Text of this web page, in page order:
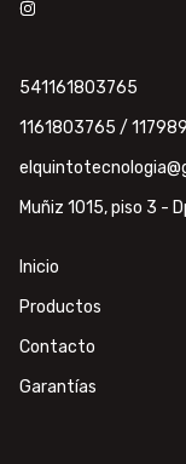
541161803765
1161803765 /
Muñiz 1015, piso 3 -
Inicio
Productos
Contacto
Garantías